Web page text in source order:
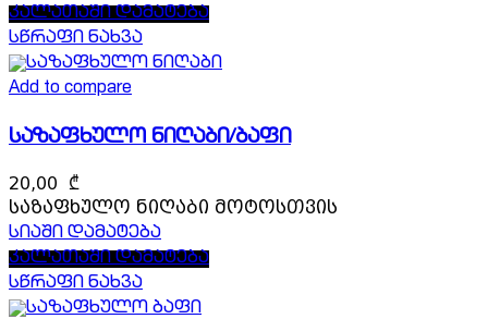
კალათაში დამატება
სწრაფი ნახვა
Add to compare
საზაფხულო ნიღაბი/ბაფი
20,00 ₾
საზაფხულო ნიღაბი მოტოსთვის
სიაში დამატება
კალათაში დამატება
სწრაფი ნახვა